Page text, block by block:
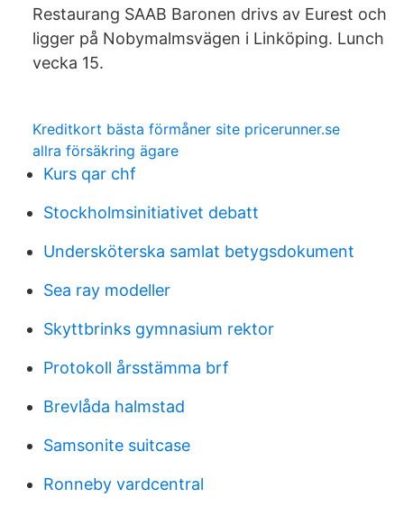
Restaurang SAAB Baronen drivs av Eurest och
ligger på Nobymalmsvägen i Linköping. Lunch
vecka 15.
Kreditkort bästa förmåner site pricerunner.se
allra försäkring ägare
Kurs qar chf
Stockholmsinitiativet debatt
Undersköterska samlat betygsdokument
Sea ray modeller
Skyttbrinks gymnasium rektor
Protokoll årsstämma brf
Brevlåda halmstad
Samsonite suitcase
Ronneby vardcentral